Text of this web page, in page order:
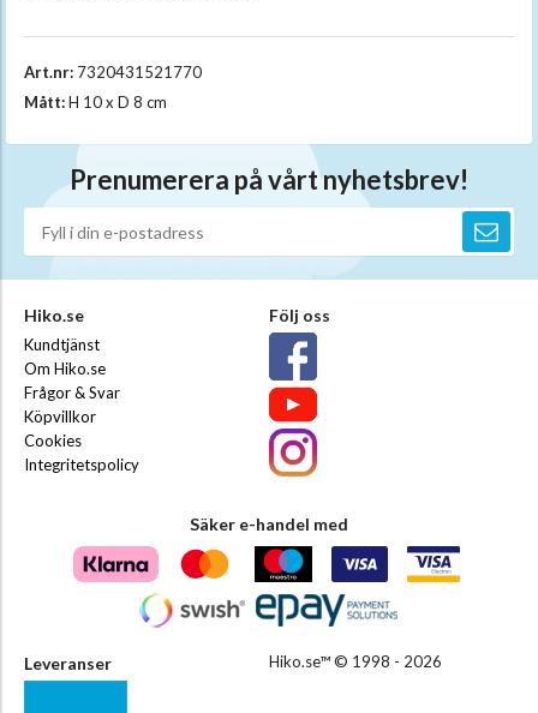
Art.nr: 7320431521770
Mått:H 10 x D 8 cm
Prenumerera på vårt nyhetsbrev!
Hiko.se
Kundtjänst
Om Hiko.se
Frågor & Svar
Köpvillkor
Cookies
Integritetspolicy
Följ oss
Säker e-handel med
Leveranser Hiko.se™ © 1998 - 2026